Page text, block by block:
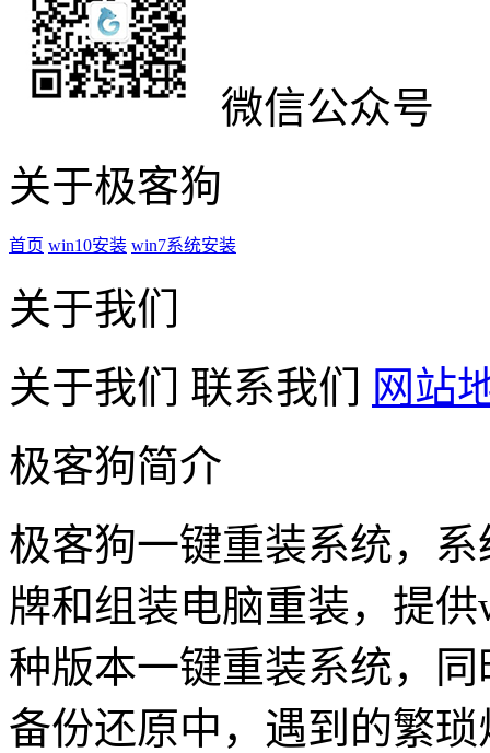
微信公众号
关于极客狗
首页 win10安装 win7系统安装
关于我们
关于我们
联系我们
网站
极客狗简介
极客狗一键重装系统，
牌和组装电脑重装，提
种版本一键重装系统，
备份还原中，遇到的繁